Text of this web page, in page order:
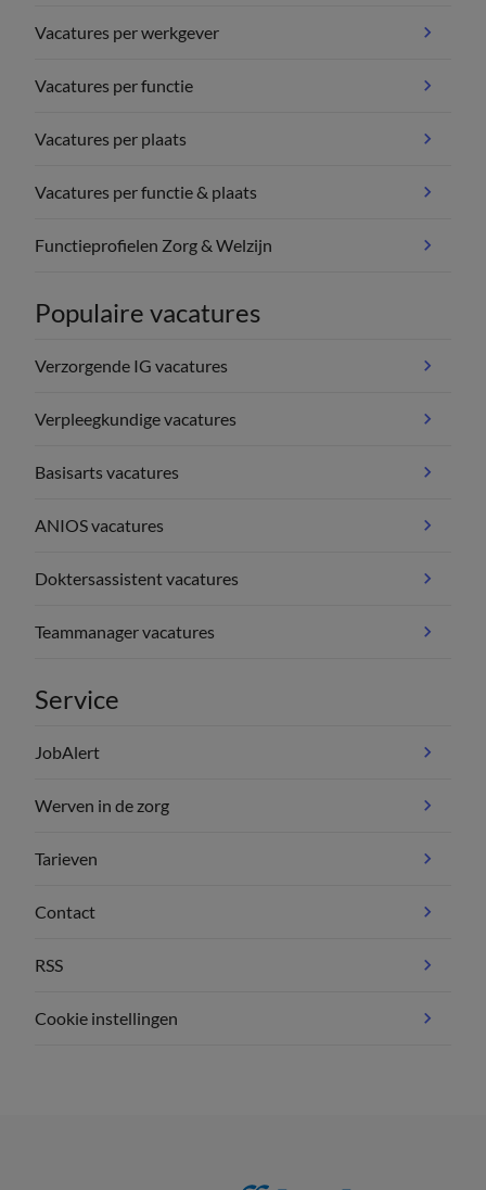
Vacatures per werkgever
Vacatures per functie
Vacatures per plaats
Vacatures per functie & plaats
Functieprofielen Zorg & Welzijn
Populaire vacatures
Verzorgende IG vacatures
Verpleegkundige vacatures
Basisarts vacatures
ANIOS vacatures
Doktersassistent vacatures
Teammanager vacatures
Service
JobAlert
Werven in de zorg
Tarieven
Contact
RSS
Cookie instellingen